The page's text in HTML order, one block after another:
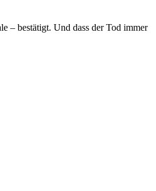
– bestätigt. Und dass der Tod immer